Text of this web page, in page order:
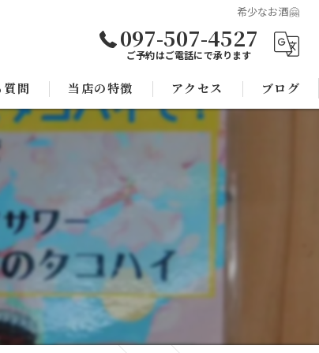
希少なお酒🤗
097-507-4527
ご予約はご電話にで承ります
質問 当店の特徴
子連れ
スポーツ観戦
モツ鍋
アクセス ブログ